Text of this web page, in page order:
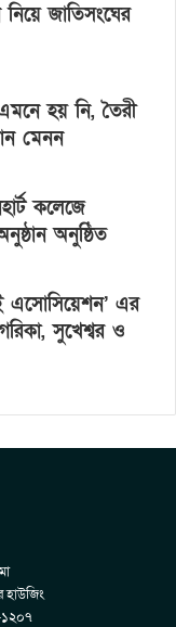
নিয়ে জাতিসংঘের
হয় নি, তৈরী
মেনন
কলেজে
অনুষ্ঠিত
এসোসিয়েশন’ এর
সুখেশ্বর ও
হাউজিং
১২০৭